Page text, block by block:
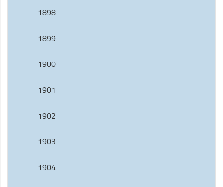
1898
1899
1900
1901
1902
1903
1904